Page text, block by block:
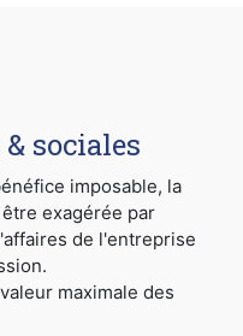
sociales
imposable, la
exagérée par
de l'entreprise
maximale des